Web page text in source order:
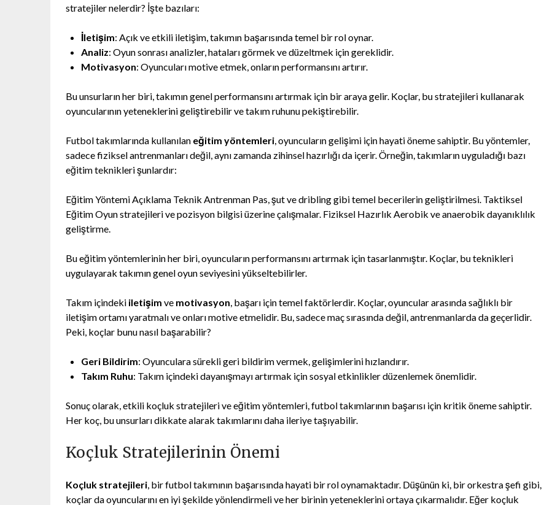
stratejiler nelerdir? İşte bazıları:
İletişim: Açık ve etkili iletişim, takımın başarısında temel bir rol oynar.
Analiz: Oyun sonrası analizler, hataları görmek ve düzeltmek için gereklidir.
Motivasyon: Oyuncuları motive etmek, onların performansını artırır.
Bu unsurların her biri, takımın genel performansını artırmak için bir araya gelir. Koçlar, bu stratejileri kullanarak
oyuncularının yeteneklerini geliştirebilir ve takım ruhunu pekiştirebilir.
Futbol takımlarında kullanılan eğitim yöntemleri, oyuncuların gelişimi için hayati öneme sahiptir. Bu yöntemler,
sadece fiziksel antrenmanları değil, aynı zamanda zihinsel hazırlığı da içerir. Örneğin, takımların uyguladığı bazı
eğitim teknikleri şunlardır:
Eğitim Yöntemi Açıklama Teknik Antrenman Pas, şut ve dribling gibi temel becerilerin geliştirilmesi. Taktiksel
Eğitim Oyun stratejileri ve pozisyon bilgisi üzerine çalışmalar. Fiziksel Hazırlık Aerobik ve anaerobik dayanıklılık
geliştirme.
Bu eğitim yöntemlerinin her biri, oyuncuların performansını artırmak için tasarlanmıştır. Koçlar, bu teknikleri
uygulayarak takımın genel oyun seviyesini yükseltebilirler.
Takım içindeki iletişim ve motivasyon, başarı için temel faktörlerdir. Koçlar, oyuncular arasında sağlıklı bir
iletişim ortamı yaratmalı ve onları motive etmelidir. Bu, sadece maç sırasında değil, antrenmanlarda da geçerlidir.
Peki, koçlar bunu nasıl başarabilir?
Geri Bildirim: Oyunculara sürekli geri bildirim vermek, gelişimlerini hızlandırır.
Takım Ruhu: Takım içindeki dayanışmayı artırmak için sosyal etkinlikler düzenlemek önemlidir.
Sonuç olarak, etkili koçluk stratejileri ve eğitim yöntemleri, futbol takımlarının başarısı için kritik öneme sahiptir.
Her koç, bu unsurları dikkate alarak takımlarını daha ileriye taşıyabilir.
Koçluk Stratejilerinin Önemi
Koçluk stratejileri, bir futbol takımının başarısında hayati bir rol oynamaktadır. Düşünün ki, bir orkestra şefi gibi,
koçlar da oyuncularını en iyi şekilde yönlendirmeli ve her birinin yeteneklerini ortaya çıkarmalıdır. Eğer koçluk